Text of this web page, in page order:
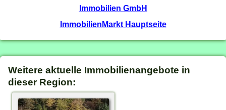
Immobilien GmbH
ImmobilienMarkt Hauptseite
Weitere aktuelle Immobilienangebote in
dieser Region: